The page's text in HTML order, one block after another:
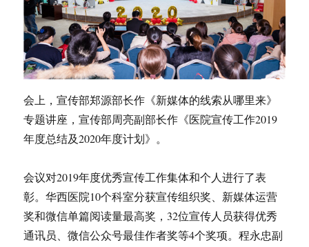
会上，宣传部郑源部长作《新媒体的线索从哪里来》
专题讲座，宣传部周亮副部长作《医院宣传工作2019
年度总结及2020年度计划》。
会议对2019年度优秀宣传工作集体和个人进行了表
彰。华西医院10个科室分获宣传组织奖、新媒体运营
奖和微信单篇阅读量最高奖，32位宣传人员获得优秀
通讯员、微信公众号最佳作者奖等4个奖项。程永忠副